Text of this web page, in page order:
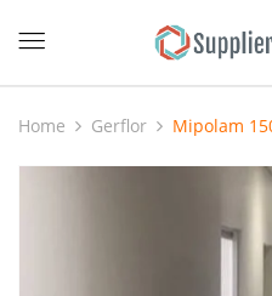
Home Gerflor Mipolam